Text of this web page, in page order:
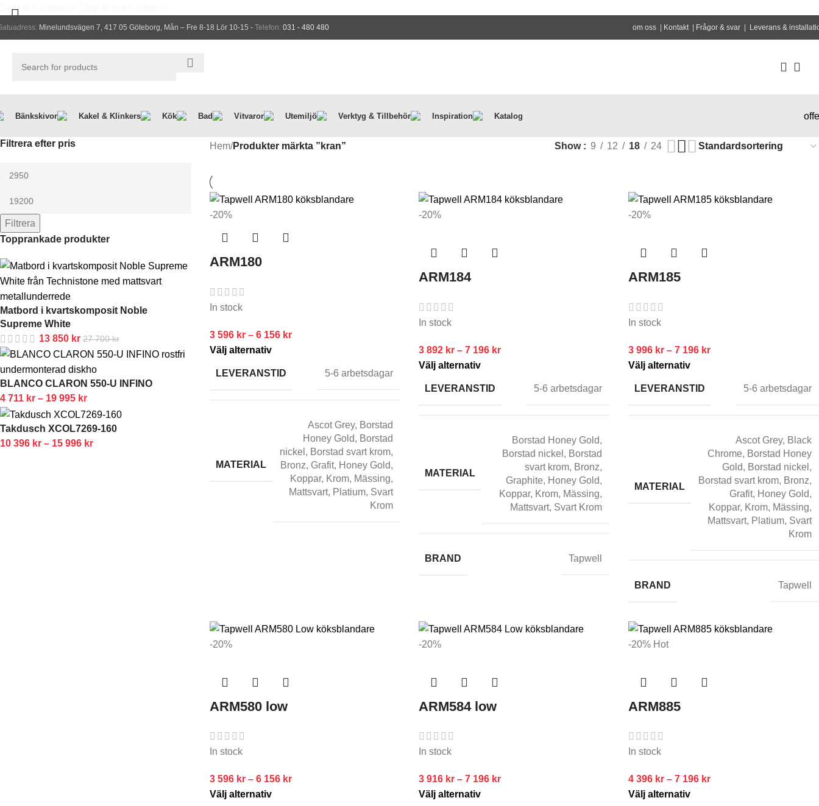
Skip to navigation
Minelundsvägen 7, 417 05 Göteborg, Mån – Fre 8-18 Lör 10-15 - Telefon: 031 - 480 480 om oss Kontakt| Frågor & svar Leverans &
Bänkskivor Kakel & Klinkers Kök Bad Vitvaror Utemiljö Verktyg & Tillbehör Inspiration Katalog
Filtrera efter pris
Filtrera
Topprankade produkter
Matbord i kvartskomposit Noble
Supreme White
13 850 kr 27 700kr
BLANCO CLARON 550-U INFINO
4 711 kr – 19 995 kr
Takdusch XCOL7269-160
10 396 kr – 15 996 kr
Hem/Produkter märkta ”kran” Show 9 12 18 24
-20%
ARM180
In stock
3 596 kr – 6 156 kr
Välj alternativ
LEVERANSTID 5-6 arbetsdagar
MATERIAL
Ascot Grey, Borstad
Honey Gold, Borstad
nickel , Borstad svart krom,
Bronz, Grafit, Honey Gold,
Koppar, Krom, Mässing,
Mattsvart, Platium, Svart
Krom
-20%
ARM184
In stock
3 892 kr – 7 196 kr
Välj alternativ
LEVERANSTID 5-6 arbetsdagar
MATERIAL
Borstad Honey Gold,
Borstad nickel , Borstad
svart krom, Bronz,
Graphite, Honey Gold,
Koppar, Krom, Mässing,
Mattsvart, Svart Krom
BRAND Tapwell
-20%
ARM185
In stock
3 996 kr – 7 196 kr
Välj alternativ
LEVERANSTID 5-6 arbetsdagar
MATERIAL
Ascot Grey, Black
Chrome, Borstad Honey
Gold, Borstad nickel ,
Borstad svart krom, Bronz,
Grafit, Honey Gold,
Koppar, Krom, Mässing,
Mattsvart, Platium, Svart
Krom
BRAND Tapwell
-20%
ARM580 low
In stock
3 596 kr – 6 156 kr
Välj alternativ
-20%
ARM584 low
In stock
3 916 kr – 7 196 kr
Välj alternativ
-20% Hot
ARM885
In stock
4 396 kr – 7 196 kr
Välj alternativ